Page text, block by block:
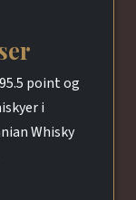
point og
i
Whisky